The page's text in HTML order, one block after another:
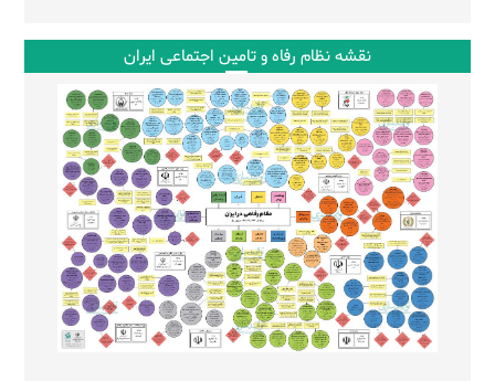
نقشه نظام رفاه و تامین اجتماعی ایران